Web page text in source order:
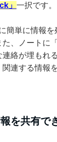
」 一択です。
簡単に情報を
、ノートに
絡が埋もれ
連する情報
を共有で